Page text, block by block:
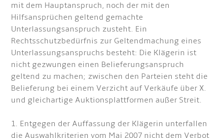
mit dem Hauptanspruch, noch der mit den
Hilfsansprüchen geltend gemachte
Unterlassungsanspruch zusteht. Ein
Rechtsschutzbedürfnis zur Geltendmachung eines
Unterlassungsanspruchs besteht: Die Klägerin ist
nicht gezwungen einen Belieferungsanspruch
geltend zu machen; zwischen den Parteien steht die
Belieferung bei einem Verzicht auf Verkäufe über X.
und gleichartige Auktionsplattformen außer Streit.
1. Entgegen der Auffassung der Klägerin unterfallen
die Auswahlkriterien vom Mai 2007 nicht dem Verbot